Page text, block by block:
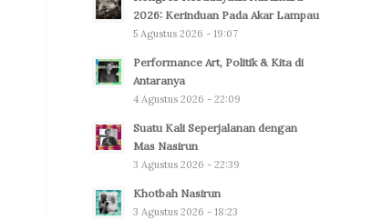
2026: Kerinduan Pada Akar Lampau
5 Agustus 2026 - 19:07
Performance Art, Politik & Kita di
Antaranya
4 Agustus 2026 - 22:09
Suatu Kali Seperjalanan dengan
Mas Nasirun
3 Agustus 2026 - 22:39
Khotbah Nasirun
3 Agustus 2026 - 18:23